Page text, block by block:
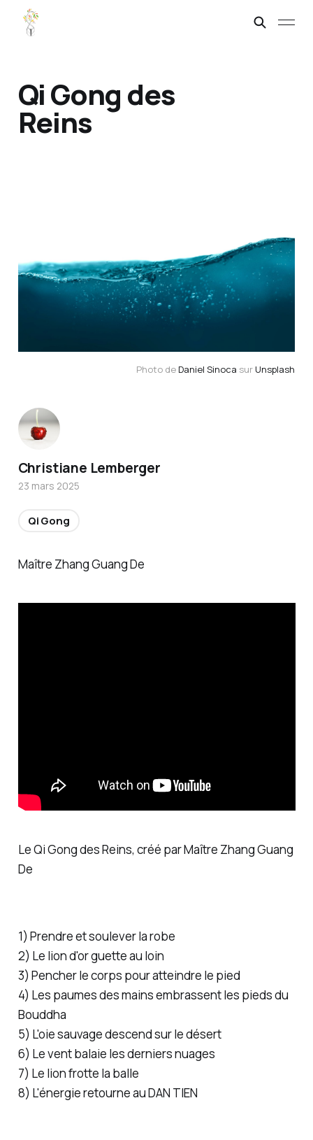
Qi Gong des
Reins
Photo de Daniel Sinoca sur Unsplash
Maître Zhang Guang De
Le Qi Gong des Reins, créé par Maître Zhang Guang
De
1) Prendre et soulever la robe
2) Le lion d'or guette au loin
3) Pencher le corps pour atteindre le pied
4) Les paumes des mains embrassent les pieds du
Bouddha
5) L'oie sauvage descend sur le désert
6) Le vent balaie les derniers nuages
7) Le lion frotte la balle
8) L'énergie retourne au DAN TIEN
Christiane Lemberger
23 mars 2025
Qi Gong